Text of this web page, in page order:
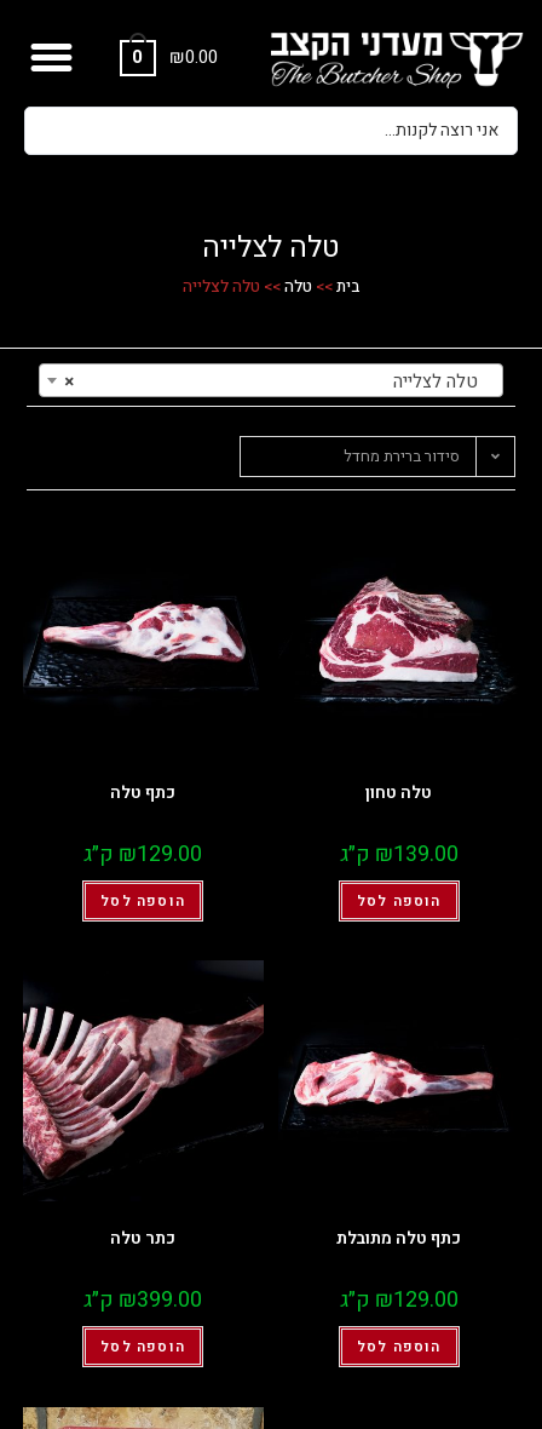
₪0.00
0
טלה לצלייה
בית>> טלה>> טלה לצלייה
× טלה לצלייה
סידור ברירת מחדל
טלה טחון
₪139.00 ק״ג
הוספה לסל
כתף טלה
₪129.00 ק״ג
הוספה לסל
כתף טלה מתובלת
₪129.00 ק״ג
הוספה לסל
כתר טלה
₪399.00 ק״ג
הוספה לסל